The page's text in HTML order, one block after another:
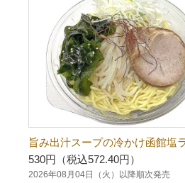
旨み出汁スープの冷かけ函館塩
530円（税込572.40円）
2026年08月04日（火）以降順次発売